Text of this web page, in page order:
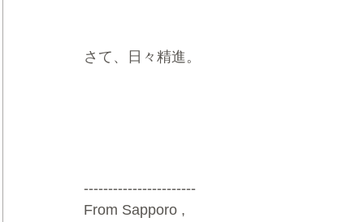
さて、日々精進。
-----------------------
From Sapporo ,